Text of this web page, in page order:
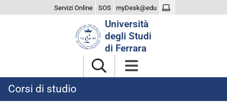
Servizi Online SOS myDesk@edu
Università
degli Studi
di Ferrara
Corsi di studio